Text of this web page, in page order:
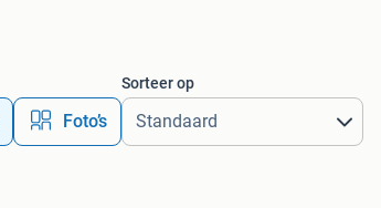
Foto’s
Sorteer op